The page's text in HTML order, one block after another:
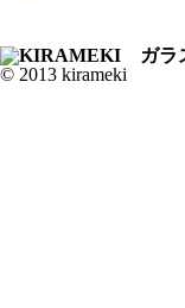
© 2013 kirameki